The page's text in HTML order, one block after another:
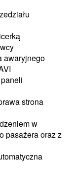
awaryjnego
strona
w
pasażera oraz z